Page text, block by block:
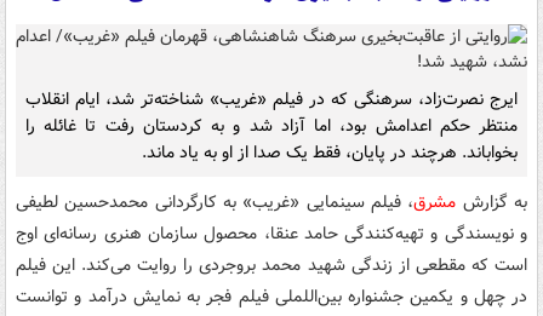
ایرج نصرت‌زاد، سرهنگی که در فیلم «غریب» شناخته‌تر شد، ایام انقلاب
منتظر حکم اعدامش بود، اما آزاد شد و به کردستان رفت تا غائله را
بخواباند. هرچند در پایان، فقط یک صدا از او به یاد ماند.
به گزارش مشرق، فیلم سینمایی «غریب» به کارگردانی محمدحسین لطیفی
و نویسندگی و تهیه‌کنندگی حامد عنقا، محصول سازمان هنری رسانه‌ای اوج
است که مقطعی از زندگی شهید محمد بروجردی را روایت می‌کند. این فیلم
در چهل و یکمین جشنواره بین‌اللملی فیلم فجر به نمایش درآمد و توانست